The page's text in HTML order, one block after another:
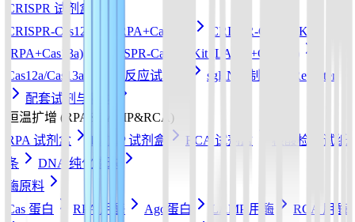
CRISPR 试剂盒
CRISPR-Cas12a Kit (RPA+Cas12a)
CRISPR-Cas13a Kit
(RPA+Cas13a)
CRISPR-Cas12b Kit (LAMP+Cas12b)
Cas12a/Cas13a/Cas14a反应试剂盒
sgRNA 制备
Reporter
配套试剂与耗材
恒温扩增 (RPA&LAMP&RCA)
RPA 试剂盒
LAMP 试剂盒 RCA 试剂盒
核酸检测试纸
条
DNA 纯化磁珠
酶原料
Cas 蛋白
RPA 用酶 Ago蛋白 LAMP 用酶
RCA 用酶